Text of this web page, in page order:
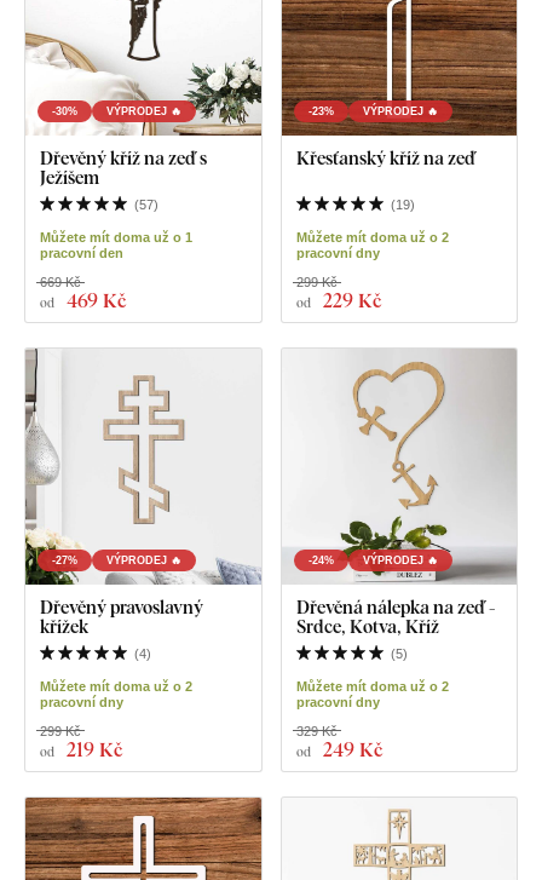
-30% VÝPRODEJ 🔥
Dřevěný kříž na zeď s
Ježíšem
(57)
Můžete mít doma už o 1
pracovní den
od 469 Kč
669 Kč
-23% VÝPRODEJ 🔥
Křesťanský kříž na zeď
(19)
Můžete mít doma už o 2
pracovní dny
od 229 Kč
299 Kč
-27% VÝPRODEJ 🔥
Dřevěný pravoslavný
křížek
(4)
Můžete mít doma už o 2
pracovní dny
od 219 Kč
299 Kč
-24% VÝPRODEJ 🔥
Dřevěná nálepka na zeď -
Srdce, Kotva, Kříž
(5)
Můžete mít doma už o 2
pracovní dny
od 249 Kč
329 Kč